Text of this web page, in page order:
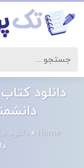
دانلود
Home
» دانلود